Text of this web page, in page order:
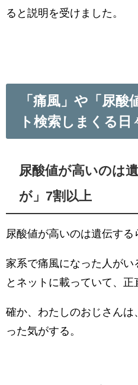
ると説明を受けました。
「痛風」や「尿酸
ト検索しまくる日
尿酸値が高いのは
が」7割以上
尿酸値が高いのは遺伝する
家系で痛風になった人が
とネットに載っていて、正
確か、わたしのおじさん
った気がする。